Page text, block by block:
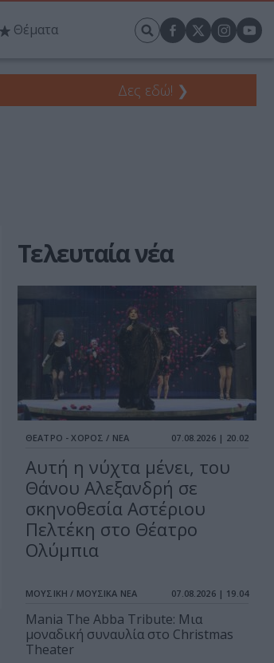
Θέματα
Δες εδώ! ❯
Τελευταία νέα
ΘΕΑΤΡΟ - ΧΟΡΟΣ / ΝΕΑ 07.08.2026 | 20.02
Αυτή η νύχτα μένει, του
Θάνου Αλεξανδρή σε
σκηνοθεσία Αστέριου
Πελτέκη στο Θέατρο
Ολύμπια
ΜΟΥΣΙΚΗ / ΜΟΥΣΙΚΑ ΝΕΑ 07.08.2026 | 19.04
Mania The Abba Tribute: Μια
μοναδική συναυλία στο Christmas
Theater